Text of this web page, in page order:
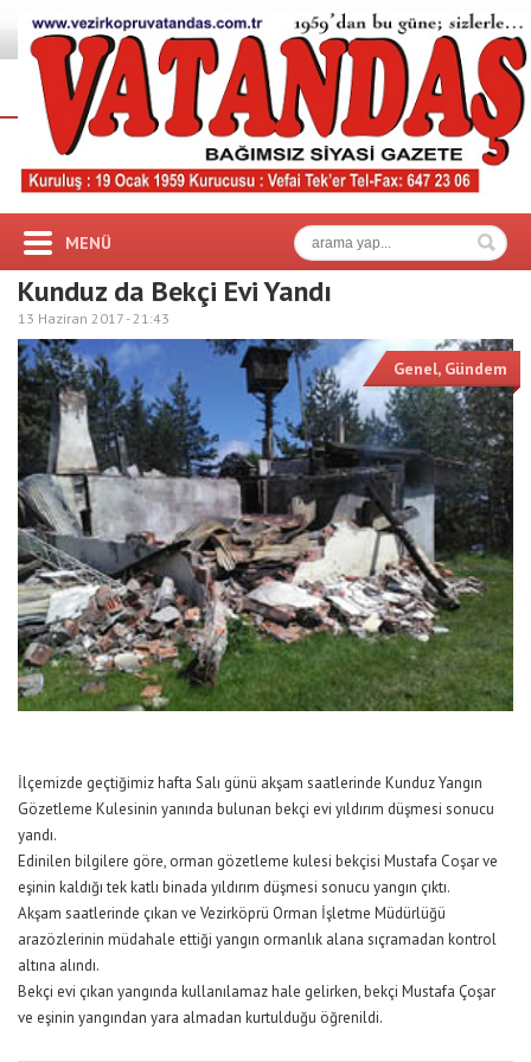
MENÜ
Kunduz da Bekçi Evi Yandı
13 Haziran 2017 -21:43
Genel, Gündem
İlçemizde geçtiğimiz hafta Salı günü akşam saatlerinde Kunduz Yangın
Gözetleme Kulesinin yanında bulunan bekçi evi yıldırım düşmesi sonucu
yandı.
Edinilen bilgilere göre, orman gözetleme kulesi bekçisi Mustafa Coşar ve
eşinin kaldığı tek katlı binada yıldırım düşmesi sonucu yangın çıktı.
Akşam saatlerinde çıkan ve Vezirköprü Orman İşletme Müdürlüğü
arazözlerinin müdahale ettiği yangın ormanlık alana sıçramadan kontrol
altına alındı.
Bekçi evi çıkan yangında kullanılamaz hale gelirken, bekçi Mustafa Çoşar
ve eşinin yangından yara almadan kurtulduğu öğrenildi.